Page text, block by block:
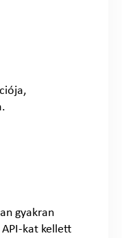
gyakran
kat kellett